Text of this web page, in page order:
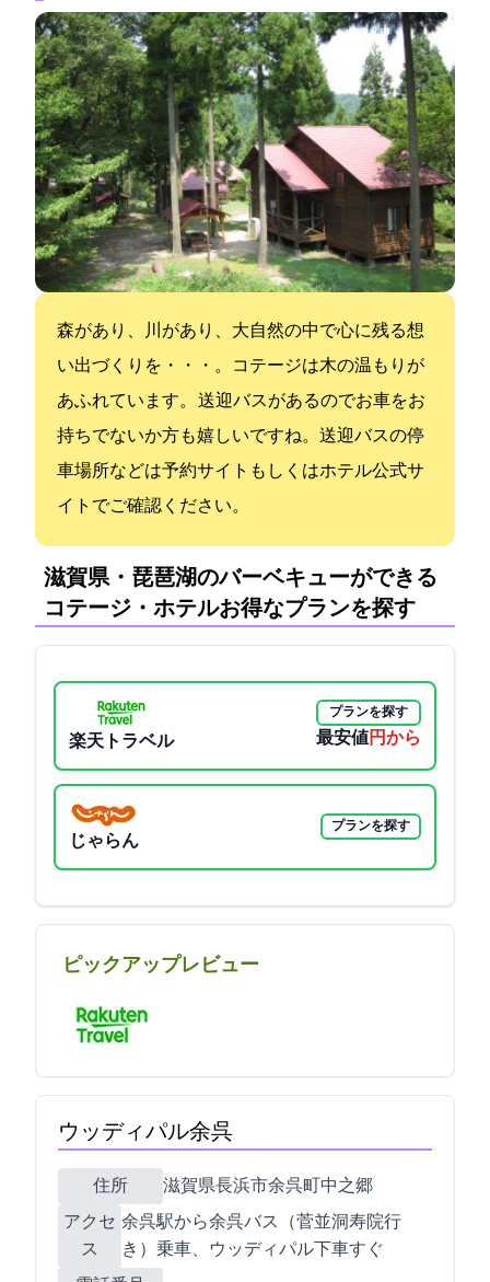
森があり、川があり、大自然の中で心に残る想
い出づくりを・・・。コテージは木の温もりが
あふれています。 送迎バスがあるのでお車をお
持ちでないか方も嬉しいですね。送迎バスの停
車場所などは予約サイトもしくはホテル公式サ
イトでご確認ください。
滋賀県・琵琶湖のバーベキューができる
コテージ・ホテル:お得なプランを探す
楽天トラベル
プランを探す
最安値2988円から
じゃらん
プランを探す
ピックアップレビュー
ウッディパル余呉
住所
滋賀県長浜市余呉町中之郷260
アクセ
ス
余呉駅から余呉バス（菅並洞寿院行
き）乗車、ウッディパル下車すぐ